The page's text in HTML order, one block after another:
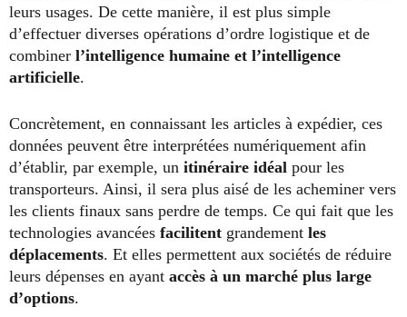
leurs usages. De cette manière, il est plus simple
d’effectuer diverses opérations d’ordre logistique et de
combiner l’intelligence humaine et l’intelligence
artificielle.
Concrètement, en connaissant les articles à expédier, ces
données peuvent être interprétées numériquement afin
d’établir, par exemple, un itinéraire idéal pour les
transporteurs. Ainsi, il sera plus aisé de les acheminer vers
les clients finaux sans perdre de temps. Ce qui fait que les
technologies avancées facilitent grandement les
déplacements. Et elles permettent aux sociétés de réduire
leurs dépenses en ayant accès à un marché plus large
d’options.